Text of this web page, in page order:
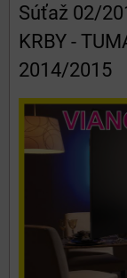
Súťaž 02/
KRBY -
2014/2015